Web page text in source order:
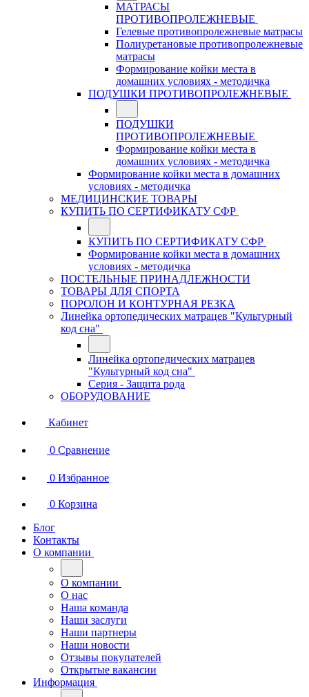
МАТРАСЫ
ПРОТИВОПРОЛЕЖНЕВЫЕ
Гелевые противопролежневые матрасы
Полиуретановые противопролежневые
матрасы
Формирование койки места в
домашних условиях - методичка
ПОДУШКИ ПРОТИВОПРОЛЕЖНЕВЫЕ
ПОДУШКИ
ПРОТИВОПРОЛЕЖНЕВЫЕ
Формирование койки места в
домашних условиях - методичка
Формирование койки места в домашних
условиях - методичка
МЕДИЦИНСКИЕ ТОВАРЫ
КУПИТЬ ПО СЕРТИФИКАТУ СФР
КУПИТЬ ПО СЕРТИФИКАТУ СФР
Формирование койки места в домашних
условиях - методичка
ПОСТЕЛЬНЫЕ ПРИНАДЛЕЖНОСТИ
ТОВАРЫ ДЛЯ СПОРТА
ПОРОЛОН И КОНТУРНАЯ РЕЗКА
Линейка ортопедических матрацев "Культурный
код сна"
Линейка ортопедических матрацев
"Культурный код сна"
Серия - Защита рода
ОБОРУДОВАНИЕ
Кабинет
0 Сравнение
0 Избранное
0 Корзина
Блог
Контакты
О компании
О компании
О нас
Наша команда
Наши заслуги
Наши партнеры
Наши новости
Отзывы покупателей
Открытые вакансии
Информация